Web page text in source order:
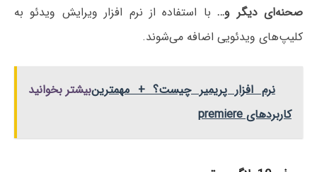
صحنه‌ای دیگر و…با استفاده از نرم افزار ویرایش ویدئو به
کلیپ‌های ویدئویی اضافه می‌شوند.
بیشتر بخوانیدنرم افزار پریمیر چیست؟ + مهمترین
کاربردهای premiere